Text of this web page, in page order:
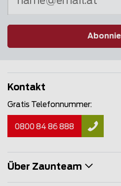
Kontakt
Gratis Telefonnummer:
0800 84 86 888
Über Zaunteam